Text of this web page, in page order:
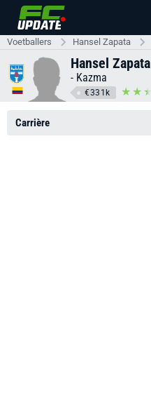
Voetballers Hansel Zapata
Hansel Zapata
- Kazma
€331k
Carrière